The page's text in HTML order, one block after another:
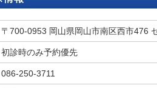
〒700-0953 岡山県岡山市南区西市476
初診時のみ予約優先
086-250-3711